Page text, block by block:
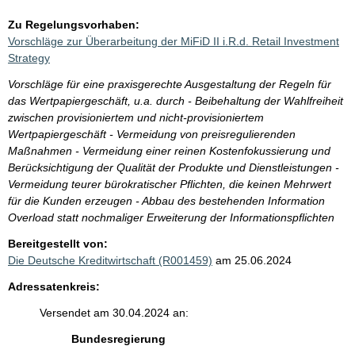
Zu Regelungsvorhaben:
Vorschläge zur Überarbeitung der MiFiD II i.R.d. Retail Investment
Strategy
Vorschläge für eine praxisgerechte Ausgestaltung der Regeln für
das Wertpapiergeschäft, u.a. durch - Beibehaltung der Wahlfreiheit
zwischen provisioniertem und nicht-provisioniertem
Wertpapiergeschäft - Vermeidung von preisregulierenden
Maßnahmen - Vermeidung einer reinen Kostenfokussierung und
Berücksichtigung der Qualität der Produkte und Dienstleistungen -
Vermeidung teurer bürokratischer Pflichten, die keinen Mehrwert
für die Kunden erzeugen - Abbau des bestehenden Information
Overload statt nochmaliger Erweiterung der Informationspflichten
Bereitgestellt von:
Die Deutsche Kreditwirtschaft (R001459) am 25.06.2024
Adressatenkreis:
Versendet am 30.04.2024 an:
Bundesregierung